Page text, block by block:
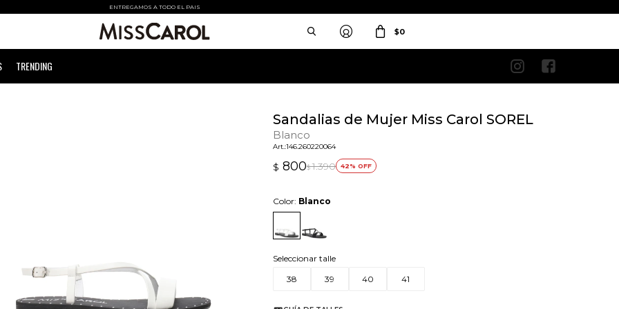
ENTREGAMOS A TODO EL PAIS
TRENDING
$0
 
Sandalias de Mujer Miss Carol SOREL
Blanco
146.260220064
$ 800$ 1.390 42
Color: Blanco
Seleccionar talle
38
39 40 41